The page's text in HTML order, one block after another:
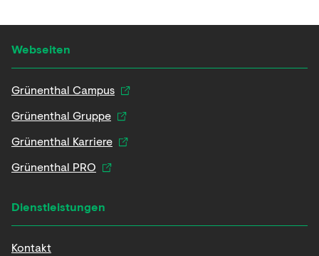
Webseiten
Grünenthal Campus
Grünenthal Gruppe
Grünenthal Karriere
Grünenthal PRO
Dienstleistungen
Kontakt